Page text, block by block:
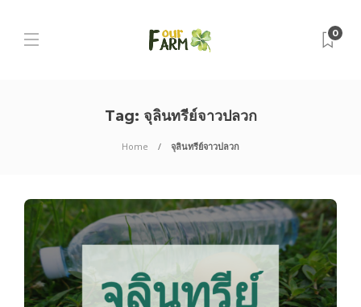
0
Tag: จุลินทรีย์จาวปลวก
Home จุลินทรีย์จาวปลวก